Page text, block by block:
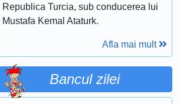
Republica Turcia, sub conducerea lui
Mustafa Kemal Ataturk.
Afla mai mult
Bancul zilei